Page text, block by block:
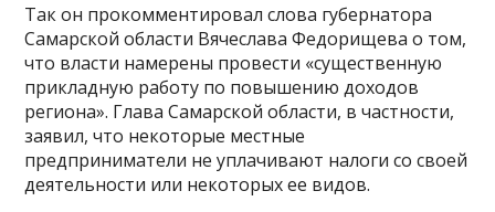
Так он прокомментировал слова губернатора
Самарской области Вячеслава Федорищева о том,
что власти намерены провести «существенную
прикладную работу по повышению доходов
региона». Глава Самарской области, в частности,
заявил, что некоторые местные
предприниматели не уплачивают налоги со своей
деятельности или некоторых ее видов.